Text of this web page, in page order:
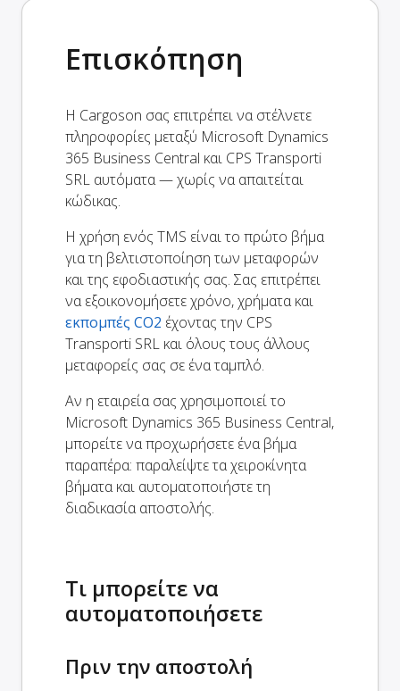
Επισκόπηση
Η Cargoson σας επιτρέπει να στέλνετε
πληροφορίες μεταξύ Microsoft Dynamics
365 Business Central και CPS Transporti
SRL αυτόματα — χωρίς να απαιτείται
κώδικας.
Η χρήση ενός TMS είναι το πρώτο βήμα
για τη βελτιστοποίηση των μεταφορών
και της εφοδιαστικής σας. Σας επιτρέπει
να εξοικονομήσετε χρόνο, χρήματα και
εκπομπές CO2 έχοντας την CPS
Transporti SRL και όλους τους άλλους
μεταφορείς σας σε ένα ταμπλό.
Αν η εταιρεία σας χρησιμοποιεί το
Microsoft Dynamics 365 Business Central,
μπορείτε να προχωρήσετε ένα βήμα
παραπέρα: παραλείψτε τα χειροκίνητα
βήματα και αυτοματοποιήστε τη
διαδικασία αποστολής.
Τι μπορείτε να
αυτοματοποιήσετε
Πριν την αποστολή